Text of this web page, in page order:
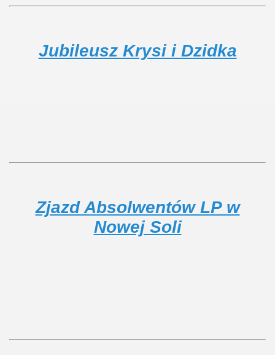
Jubileusz Krysi i Dzidka
Zjazd Absolwentów LP w
Nowej Soli